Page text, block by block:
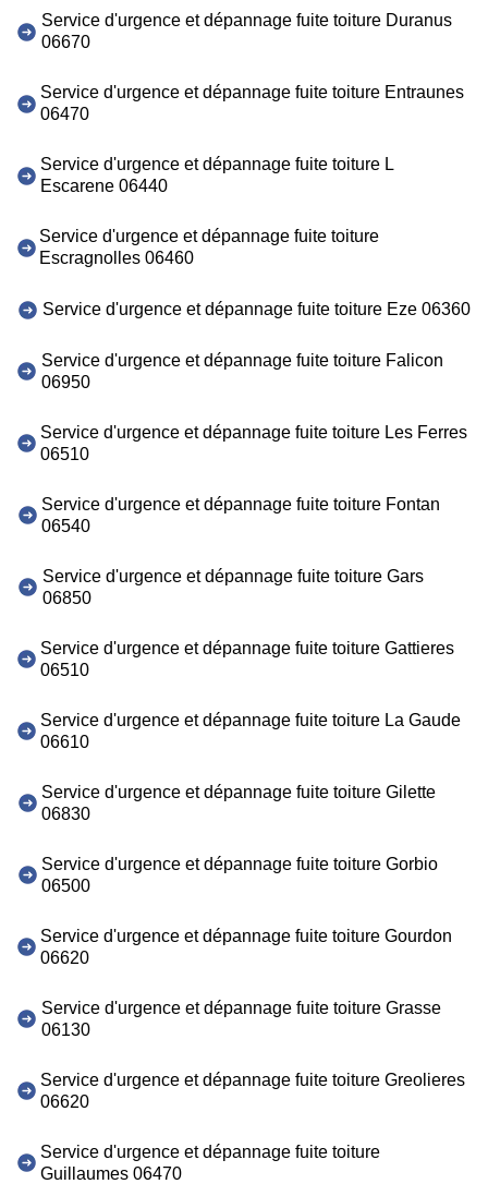
Service d'urgence et dépannage fuite toiture Duranus
06670
Service d'urgence et dépannage fuite toiture Entraunes
06470
Service d'urgence et dépannage fuite toiture L
Escarene 06440
Service d'urgence et dépannage fuite toiture
Escragnolles 06460
Service d'urgence et dépannage fuite toiture Eze 06360
Service d'urgence et dépannage fuite toiture Falicon
06950
Service d'urgence et dépannage fuite toiture Les Ferres
06510
Service d'urgence et dépannage fuite toiture Fontan
06540
Service d'urgence et dépannage fuite toiture Gars
06850
Service d'urgence et dépannage fuite toiture Gattieres
06510
Service d'urgence et dépannage fuite toiture La Gaude
06610
Service d'urgence et dépannage fuite toiture Gilette
06830
Service d'urgence et dépannage fuite toiture Gorbio
06500
Service d'urgence et dépannage fuite toiture Gourdon
06620
Service d'urgence et dépannage fuite toiture Grasse
06130
Service d'urgence et dépannage fuite toiture Greolieres
06620
Service d'urgence et dépannage fuite toiture
Guillaumes 06470